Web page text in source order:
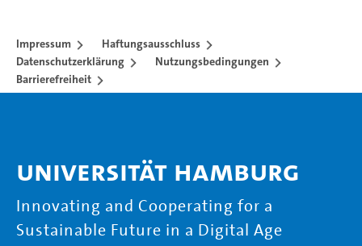
Impressum
Haftungsausschluss
Datenschutzerklärung
Nutzungsbedingungen
Barrierefreiheit
Universität Hamburg
Innovating and Cooperating for a
Sustainable Future in a Digital Age